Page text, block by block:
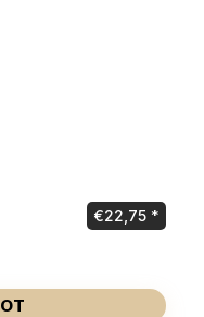
€22,75